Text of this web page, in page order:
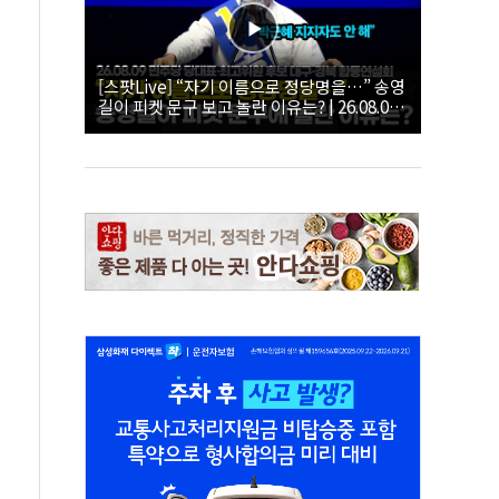
[스팟Live] “자기 이름으로 정당명을…” 송영
길이 피켓 문구 보고 놀란 이유는? | 26.08.09
더불어민주당 당대표·최고위원 후보 대구·경